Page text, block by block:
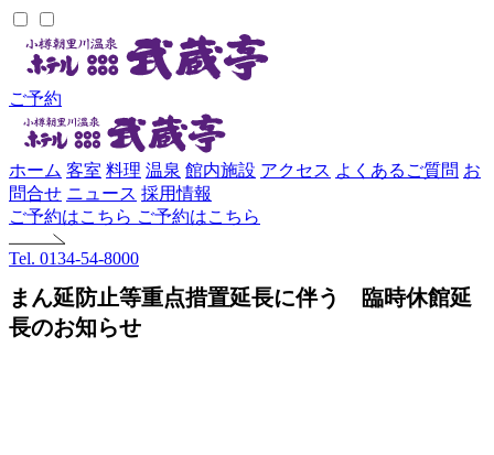
ご予約
ホーム 客室 料理 温泉 館内施設 アクセス よくあるご質問 お
問合せ ニュース 採用情報
ご予約はこちら ご予約はこちら
Tel. 0134-54-8000
まん延防止等重点措置延長に伴う 臨時休館延
長のお知らせ